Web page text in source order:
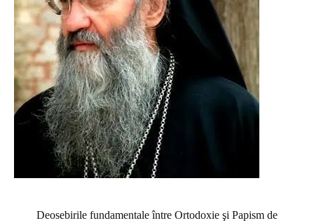
Deosebirile fundamentale între Ortodoxie şi Papism de